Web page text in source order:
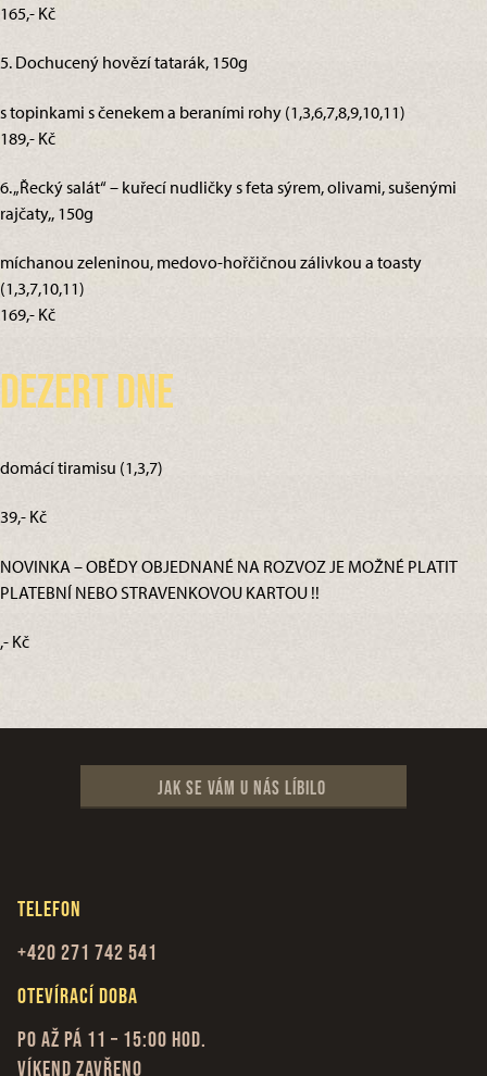
165,- Kč
5. Dochucený hovězí tatarák, 150g
s topinkami s čenekem a beraními rohy (1,3,6,7,8,9,10,11)
189,- Kč
6. „Řecký salát“ – kuřecí nudličky s feta sýrem, olivami, sušenými
rajčaty,, 150g
míchanou zeleninou, medovo-hořčičnou zálivkou a toasty
(1,3,7,10,11)
169,- Kč
Dezert dne
domácí tiramisu (1,3,7)
39,- Kč
NOVINKA – OBĚDY OBJEDNANÉ NA ROZVOZ JE MOŽNÉ PLATIT
PLATEBNÍ NEBO STRAVENKOVOU KARTOU !!
,- Kč
Jak se vám u nás líbilo
Telefon
+420 271 742 541
Otevírací doba
Po až Pá 11 – 15:00 hod.
Víkend zavřeno